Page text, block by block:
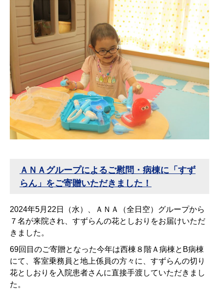
ＡＮＡグループによるご慰問・病棟に「すず
らん」をご寄贈いただきました！
2024年5月22日（水）、ＡＮＡ（全日空）グループから
７名が来院され、すずらんの花としおりをお届けいただ
きました。
69回目のご寄贈となった今年は西棟８階Ａ病棟とB病棟
にて、客室乗務員と地上係員の方々に、すずらんの切り
花としおりを入院患者さんに直接手渡していただきまし
た。